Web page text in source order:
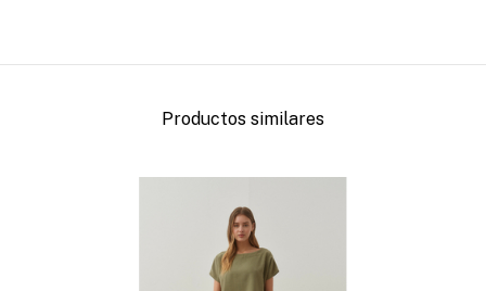
Productos similares